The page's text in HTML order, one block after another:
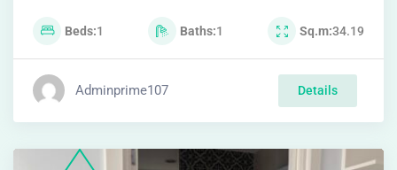
Beds 1 Baths 1 Sq.m 34.19
Adminprime107 Details